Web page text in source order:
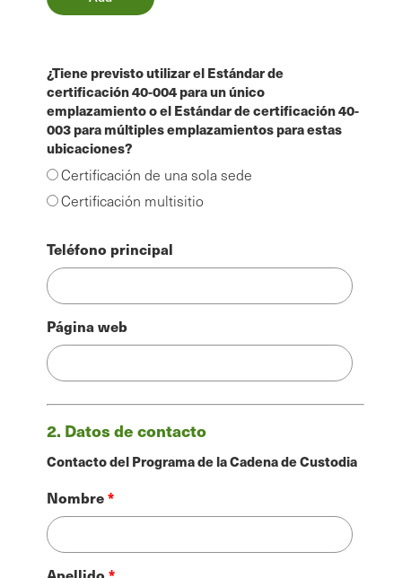
¿Tiene previsto utilizar el Estándar de
certificación 40-004 para un único
emplazamiento o el Estándar de certificación 40-
003 para múltiples emplazamientos para estas
ubicaciones?
Certificación de una sola sede
Certificación multisitio
Teléfono principal
Página web
2. Datos de contacto
Contacto del Programa de la Cadena de Custodia
Nombre
Nombre